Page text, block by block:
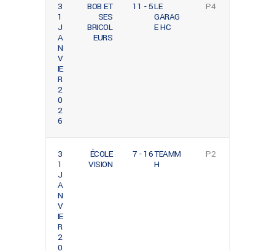
3
1
J
A
N
V
IE
R
2
0
2
6
BOB ET
SES
BRICOL
EURS
11 - 5LE
GARAG
E HC
P4
3
1
J
A
N
V
IE
R
2
0
ÉCOLE
VISION
7 - 16TEAMM
H
P2